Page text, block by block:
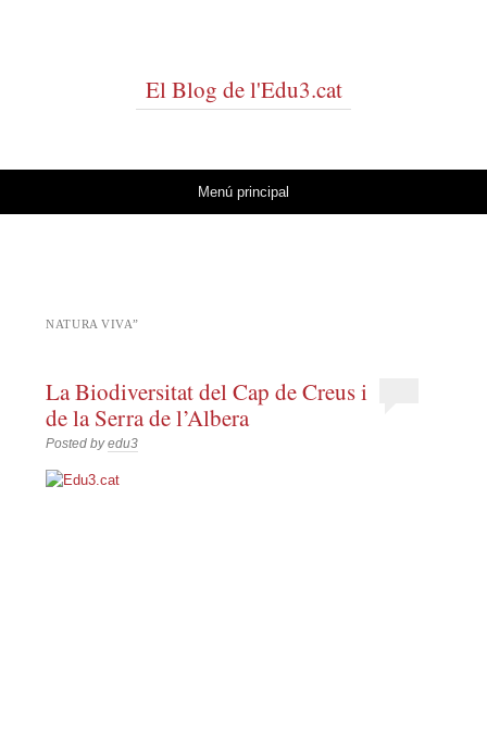
El Blog de l'Edu3.cat
Menú principal
NATURA VIVA”
La Biodiversitat del Cap de Creus i
de la Serra de l’Albera
Posted byedu3